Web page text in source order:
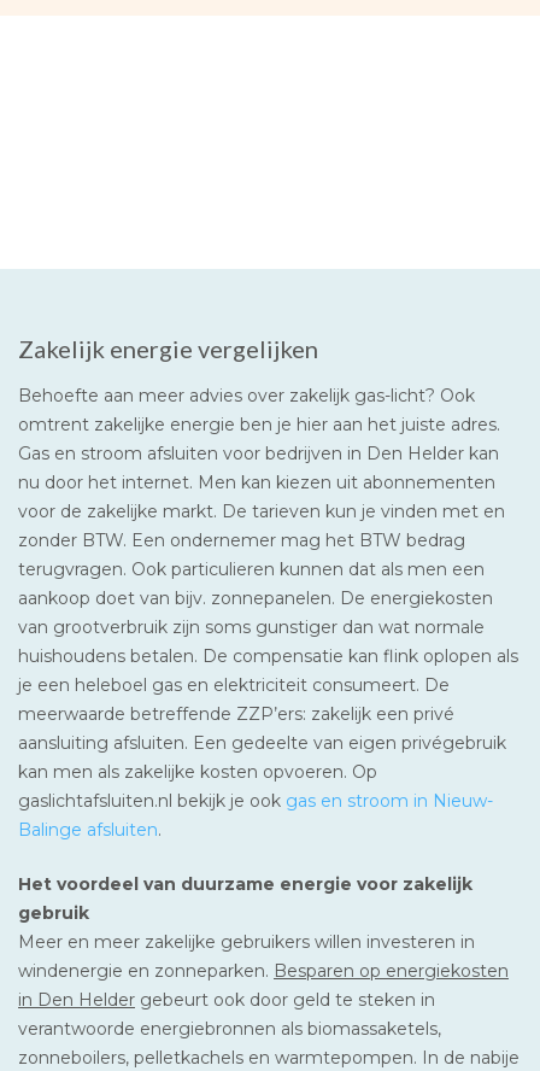
Zakelijk energie vergelijken
Behoefte aan meer advies over zakelijk gas-licht? Ook
omtrent zakelijke energie ben je hier aan het juiste adres.
Gas en stroom afsluiten voor bedrijven in Den Helder kan
nu door het internet. Men kan kiezen uit abonnementen
voor de zakelijke markt. De tarieven kun je vinden met en
zonder BTW. Een ondernemer mag het BTW bedrag
terugvragen. Ook particulieren kunnen dat als men een
aankoop doet van bijv. zonnepanelen. De energiekosten
van grootverbruik zijn soms gunstiger dan wat normale
huishoudens betalen. De compensatie kan flink oplopen als
je een heleboel gas en elektriciteit consumeert. De
meerwaarde betreffende ZZP’ers: zakelijk een privé
aansluiting afsluiten. Een gedeelte van eigen privégebruik
kan men als zakelijke kosten opvoeren. Op
gaslichtafsluiten.nl bekijk je ook gas en stroom in Nieuw-
Balinge afsluiten.
Het voordeel van duurzame energie voor zakelijk
gebruik
Meer en meer zakelijke gebruikers willen investeren in
windenergie en zonneparken. Besparen op energiekosten
in Den Helder gebeurt ook door geld te steken in
verantwoorde energiebronnen als biomassaketels,
zonneboilers, pelletkachels en warmtepompen. In de nabije